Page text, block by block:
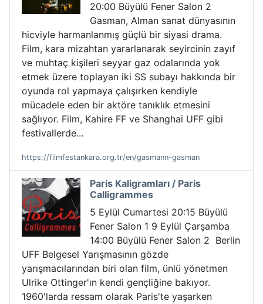
20:00 Büyülü Fener Salon 2
Gasman, Alman sanat dünyasının
hicviyle harmanlanmış güçlü bir siyasi drama.
Film, kara mizahtan yararlanarak seyircinin zayıf
ve muhtaç kişileri seyyar gaz odalarında yok
etmek üzere toplayan iki SS subayı hakkında bir
oyunda rol yapmaya çalışırken kendiyle
mücadele eden bir aktöre tanıklık etmesini
sağlıyor. Film, Kahire FF ve Shanghai UFF gibi
festivallerde...
https://filmfestankara.org.tr/en/gasmann-gasman
Paris Kaligramları / Paris
Calligrammes
5 Eylül Cumartesi 20:15 Büyülü
Fener Salon 1 9 Eylül Çarşamba
14:00 Büyülü Fener Salon 2 Berlin
UFF Belgesel Yarışmasının gözde
yarışmacılarından biri olan film, ünlü yönetmen
Ulrike Ottinger'ın kendi gençliğine bakıyor.
1960'larda ressam olarak Paris'te yaşarken